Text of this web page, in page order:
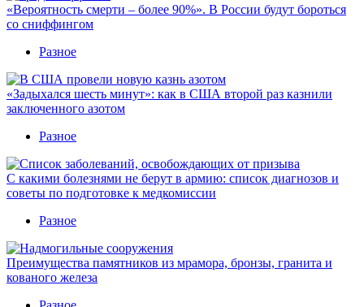
«Вероятность смерти – более 90%». В России будут бороться
со сниффингом
Разное
«Задыхался шесть минут»: как в США второй раз казнили
заключенного азотом
Разное
С какими болезнями не берут в армию: список диагнозов и
советы по подготовке к медкомиссии
Разное
Преимущества памятников из мрамора, бронзы, гранита и
кованого железа